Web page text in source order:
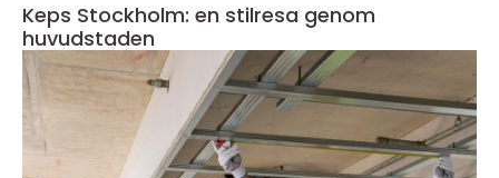
Keps Stockholm: en stilresa genom
huvudstaden